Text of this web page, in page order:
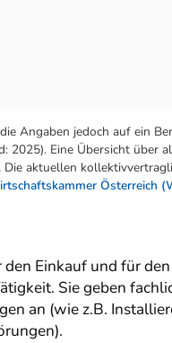
Angaben jedoch auf ein
2025). Eine Übersicht über
Die aktuellen
Österreich
Einkauf und für
Sie geben
an (wie z.B.